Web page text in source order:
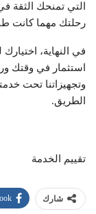
التي تمنحك الثقة
رحلتك مهما كانت
في النهاية،
استثمار في وقتك
وتجهيزاتنا تحت
الطريق.
تقييم الخدمة
شارك